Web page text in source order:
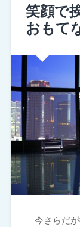
笑顔で
おもて
今さらだ